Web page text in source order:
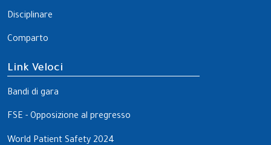
Disciplinare
Comparto
Link Veloci
Bandi di gara
FSE - Opposizione al pregresso
World Patient Safety 2024